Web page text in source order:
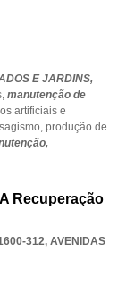
E JARDINS,
manutenção de
artificiais e
produção de
Recuperação
312, AVENIDAS